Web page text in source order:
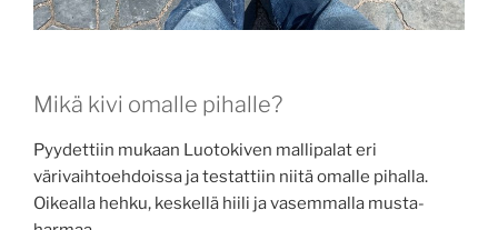
Mikä kivi omalle pihalle?
Pyydettiin mukaan Luotokiven mallipalat eri
värivaihtoehdoissa ja testattiin niitä omalle pihalla.
Oikealla hehku, keskellä hiili ja vasemmalla musta-